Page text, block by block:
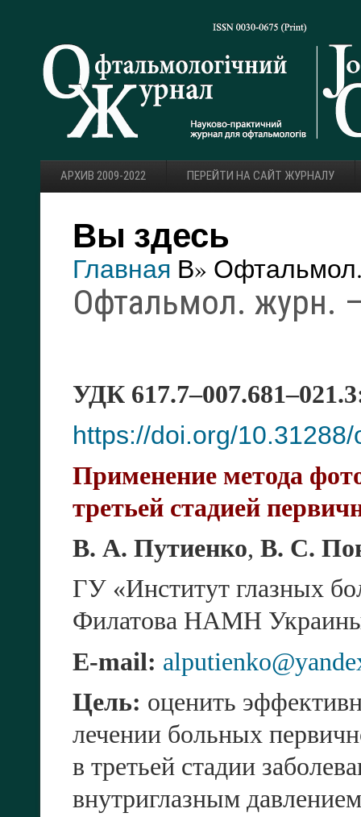
АРХИВ 2009-2022 ПЕРЕЙТИ НА САЙТ ЖУРНАЛУ
Вы здесь
Главная В»
Офтальмол. журн.
УДК
https://doi.org/
Применение метода
третьей стадией
В. А. Путиенко, В. С.
ГУ «Институт глазных
Филатова НАМН
E-mail:
Цель: оценить
лечении больных
в третьей стадии
внутриглазным